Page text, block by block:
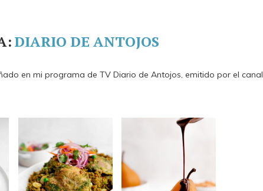
DIARIO DE ANTOJOS
en mi programa de TV Diario de Antojos, emitido por el canal